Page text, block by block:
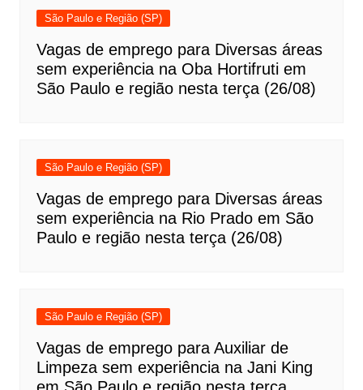
São Paulo e Região (SP)
Vagas de emprego para Diversas áreas
sem experiência na Oba Hortifruti em
São Paulo e região nesta terça (26/08)
São Paulo e Região (SP)
Vagas de emprego para Diversas áreas
sem experiência na Rio Prado em São
Paulo e região nesta terça (26/08)
São Paulo e Região (SP)
Vagas de emprego para Auxiliar de
Limpeza sem experiência na Jani King